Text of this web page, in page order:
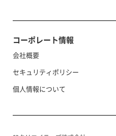
コーポレート情報
会社概要
セキュリティポリシー
個人情報について